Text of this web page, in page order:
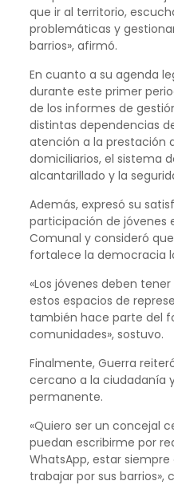
que ir al territorio,
problemáticas y
barrios», afirmó.
En cuanto a su agenda
durante este primer
de los informes de
distintas dependencias
atención a la prestación
domiciliarios, el sistema
alcantarillado y la
Además, expresó su
participación de jóvenes
Comunal y consideró
fortalece la democracia
«Los jóvenes deben
estos espacios de
también hace parte del
comunidades», sostuvo.
Finalmente, Guerra
cercano a la ciudadanía
permanente.
«Quiero ser un concejal
puedan escribirme por
WhatsApp, estar
trabajar por sus barrios»,